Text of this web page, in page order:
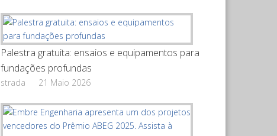
Palestra gratuita: ensaios e equipamentos para
fundações profundas
strada 21 Maio 2026